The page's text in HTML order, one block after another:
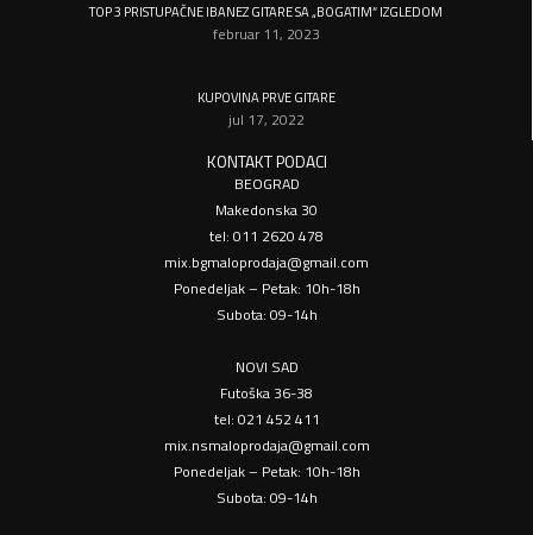
TOP 3 PRISTUPAČNE IBANEZ GITARE SA „BOGATIM“ IZGLEDOM
februar 11, 2023
KUPOVINA PRVE GITARE
jul 17, 2022
KONTAKT PODACI
BEOGRAD
Makedonska 30
tel: 011 2620 478
mix.bgmaloprodaja@gmail.com
Ponedeljak – Petak: 10h-18h
Subota: 09-14h
NOVI SAD
Futoška 36-38
tel: 021 452 411
mix.nsmaloprodaja@gmail.com
Ponedeljak – Petak: 10h-18h
Subota: 09-14h